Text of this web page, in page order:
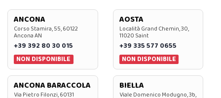
ANCONA
Corso Stamira, 55, 60122
Ancona AN
+39 392 80 30 015
NON DISPONIBILE
AOSTA
Località Grand Chemin, 30,
11020 Saint
+39 335 577 0655
NON DISPONIBILE
ANCONA BARACCOLA
Via Pietro Filonzi, 60131
BIELLA
Viale Domenico Modugno, 3b,